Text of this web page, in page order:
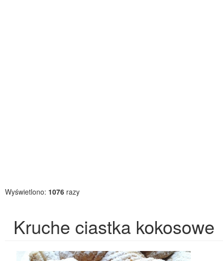
Wyświetlono: 1076 razy
Kruche ciastka kokosowe